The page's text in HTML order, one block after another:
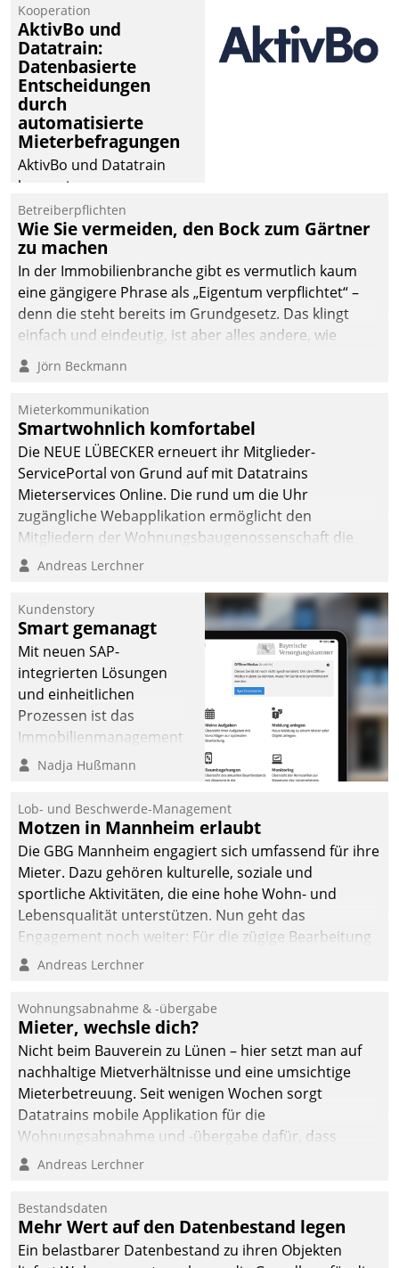
passende Fragen und
Schlagworte auswirft.
Eine intuitive
Dialogführung ermöglicht
dem externen
Serviceteam, Anrufe von
Mietenden zügiger und
effizienter zu bearbeiten.
Kooperation
AktivBo und
Datatrain:
Datenbasierte
Entscheidungen
durch
automatisierte
Mieterbefragungen
AktivBo und Datatrain
kooperieren –
Immobilienunternehmen
profitieren: Die nahtlose
Integration der Lösungen
von AktivBo und
Datatrain ermöglicht
automatisiert ausgelöste,
zielgerichtete
Mieterbefragungen – eine
starke Grundlage für
intelligente,
datengestützte
Entscheidungen.
Betreiberpflichten
Wie Sie vermeiden, den Bock zum Gärtner
zu machen
In der Immobilienbranche gibt es vermutlich kaum
eine gängigere Phrase als „Eigentum verpflichtet“ –
denn die steht bereits im Grundgesetz. Das klingt
einfach und eindeutig, ist aber alles andere, wie
Branchenbeschäftigte wissen. Denn mit der
Verantwortung folgen Verpflichtungen.
Jörn Beckmann
Mieterkommunikation
Smartwohnlich komfortabel
Die NEUE LÜBECKER erneuert ihr Mitglieder-
ServicePortal von Grund auf mit Datatrains
Mieterservices Online. Die rund um die Uhr
zugängliche Webapplikation ermöglicht den
Mitgliedern der Wohnungs­bau­genossenschaft die
Kontaktaufnahme per Smartphone, Tablet oder PC.
Andreas Lerchner
Kundenstory
Smart gemanagt
Mit neuen SAP-
integrierten Lösungen
und einheitlichen
Prozessen ist das
Immobilienmanagement
der Bayerischen
Ressort Kapitalanlage für
künftige Aufgaben und
Herausforderungen
gerüstet.
Nadja Hußmann
Lob- und Beschwerde-Management
Motzen in Mannheim erlaubt
Die GBG Mannheim engagiert sich umfassend für ihre
Mieter. Dazu gehören kulturelle, soziale und
sportliche Aktivitäten, die eine hohe Wohn- und
Lebensqualität unterstützen. Nun geht das
Engagement noch weiter: Für die zügige Bearbeitung
von Beschwerden – oder Lob – richtet das
und Beschwerde-Management einen eigenen Kanal
ein.
Andreas Lerchner
Wohnungsabnahme & -übergabe
Mieter, wechsle dich?
Nicht beim Bauverein zu Lünen – hier setzt man auf
nachhaltige Mietverhältnisse und eine umsichtige
Mieterbetreuung. Seit wenigen Wochen sorgt
Datatrains mobile Applikation für die
Wohnungsabnahme und -übergabe dafür, dass
Mieter wohlgeordnet kommen und, so es sein muss,
Andreas Lerchner
Bestandsdaten
Mehr Wert auf den Datenbestand legen
Ein belastbarer Datenbestand zu ihren Objekten